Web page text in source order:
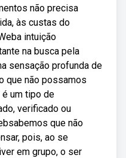
não precisa
às custas do
intuição
na busca pela
sensação profunda de
que não possamos
um tipo de
verificado ou
que não
pois, ao se
em grupo, o ser